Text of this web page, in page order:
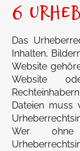
6
Das
Inhalten,
Website
Website
Dateien muss
Wer ohne